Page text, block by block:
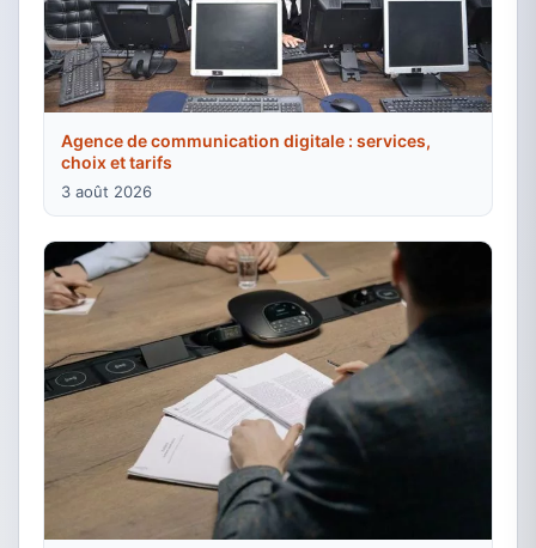
Agence de communication digitale : services,
choix et tarifs
3 août 2026